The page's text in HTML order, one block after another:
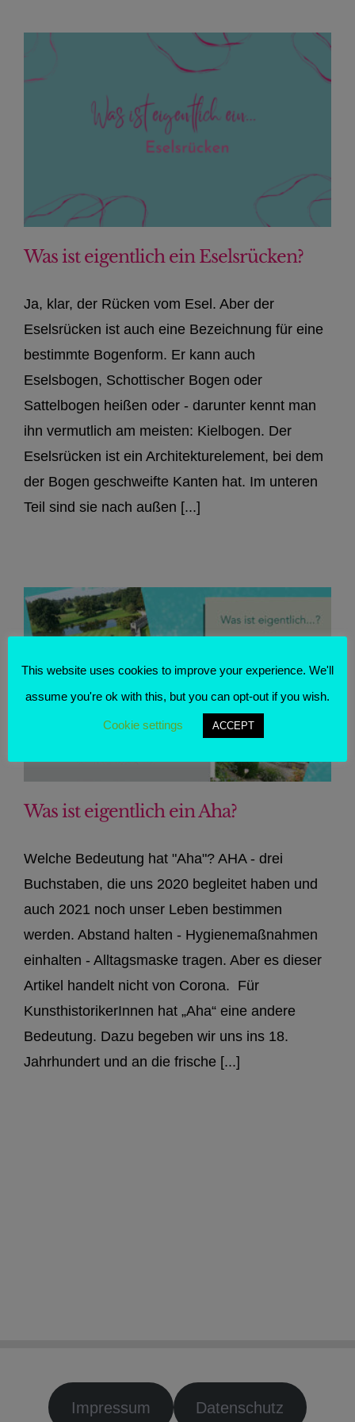
Was ist eigentlich ein Eselsrücken?
Ja, klar, der Rücken vom Esel. Aber der
Eselsrücken ist auch eine Bezeichnung für eine
bestimmte Bogenform. Er kann auch
Eselsbogen, Schottischer Bogen oder
Sattelbogen heißen oder - darunter kennt man
ihn vermutlich am meisten: Kielbogen. Der
Eselsrücken ist ein Architekturelement, bei dem
der Bogen geschweifte Kanten hat. Im unteren
Teil sind sie nach außen [...]
Was ist eigentlich ein Aha?
Welche Bedeutung hat "Aha"? AHA - drei
Buchstaben, die uns 2020 begleitet haben und
auch 2021 noch unser Leben bestimmen
werden. Abstand halten - Hygienemaßnahmen
einhalten - Alltagsmaske tragen. Aber es dieser
Artikel handelt nicht von Corona. Für
KunsthistorikerInnen hat „Aha“ eine andere
Bedeutung. Dazu begeben wir uns ins 18.
Jahrhundert und an die frische [...]
Impressum Datenschutz
This website uses cookies to improve your experience. We'll
assume you're ok with this, but you can opt-out if you wish.
Cookie settings ACCEPT